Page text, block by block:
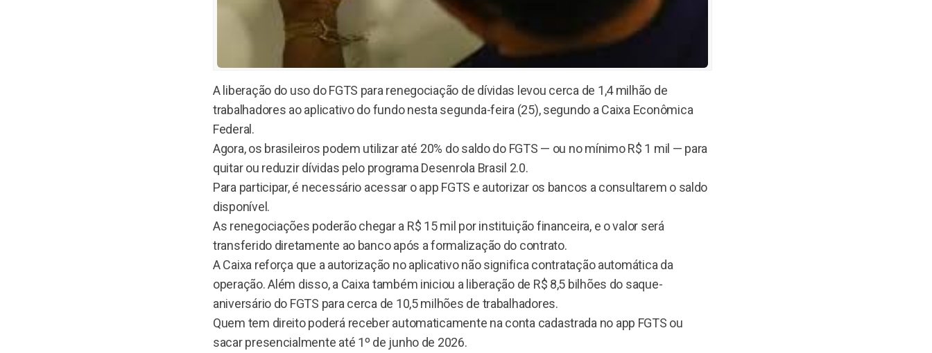
A liberação do uso do FGTS para renegociação de dívidas levou cerca de 1,4 milhão de
trabalhadores ao aplicativo do fundo nesta segunda-feira (25), segundo a Caixa Econômica
Federal.
Agora, os brasileiros podem utilizar até 20% do saldo do FGTS — ou no mínimo R$ 1 mil — para
quitar ou reduzir dívidas pelo programa Desenrola Brasil 2.0.
Para participar, é necessário acessar o app FGTS e autorizar os bancos a consultarem o saldo
disponível.
As renegociações poderão chegar a R$ 15 mil por instituição financeira, e o valor será
transferido diretamente ao banco após a formalização do contrato.
A Caixa reforça que a autorização no aplicativo não significa contratação automática da
operação. Além disso, a Caixa também iniciou a liberação de R$ 8,5 bilhões do saque-
aniversário do FGTS para cerca de 10,5 milhões de trabalhadores.
Quem tem direito poderá receber automaticamente na conta cadastrada no app FGTS ou
sacar presencialmente até 1º de junho de 2026.